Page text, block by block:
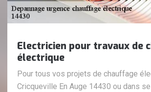
Electricien pour travaux de
électrique
Pour tous vos projets de chauffage
Cricqueville En Auge 14430 ou dans